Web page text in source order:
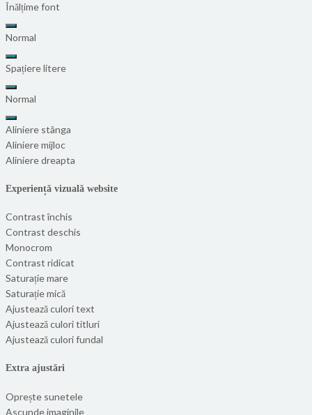
Înălțime font
Normal
Spațiere litere
Normal
Aliniere stânga
Aliniere mijloc
Aliniere dreapta
Experiență vizuală website
Contrast închis
Contrast deschis
Monocrom
Contrast ridicat
Saturație mare
Saturație mică
Ajustează culori text
Ajustează culori titluri
Ajustează culori fundal
Extra ajustări
Oprește sunetele
Ascunde imaginile